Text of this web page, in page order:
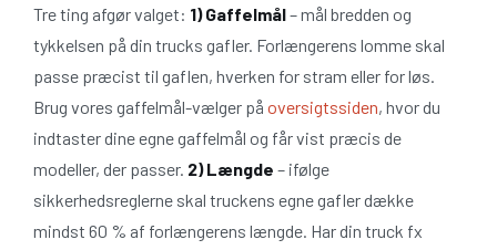
Tre ting afgør valget: 1) Gaffelmål– mål bredden og
tykkelsen på din trucks gafler. Forlængerens lomme skal
passe præcist til gaflen, hverken for stram eller for løs.
Brug vores gaffelmål-vælger på oversigtssiden, hvor du
indtaster dine egne gaffelmål og får vist præcis de
modeller, der passer. 2) Længde – ifølge
sikkerhedsreglerne skal truckens egne gafler dække
mindst 60 % af forlængerens længde. Har din truck fx